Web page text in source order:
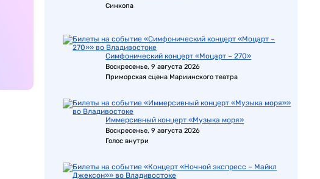
Синкопа
Симфонический концерт «Моцарт – 270»
Воскресенье, 9 августа 2026
Приморская сцена Мариинского театра
Иммерсивный концерт «Музыка моря»
Воскресенье, 9 августа 2026
Голос внутри